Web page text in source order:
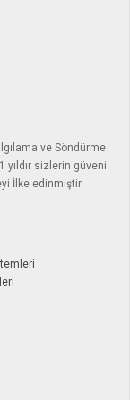
ve Söndürme
yıldır sizlerin güveni
İlke edinmiştir